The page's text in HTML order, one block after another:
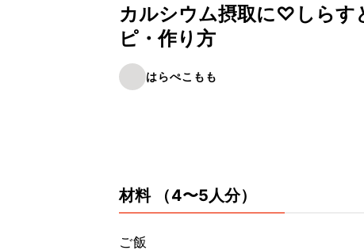
カルシウム摂取に♡しらす
ピ・作り方
はらぺこもも
材料 （4〜5人分）
ご飯